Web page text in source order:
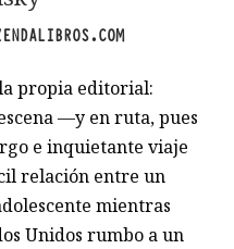
propia editorial:
—y en ruta, pues
e inquietante viaje
relación entre un
mientras
Unidos rumbo a un